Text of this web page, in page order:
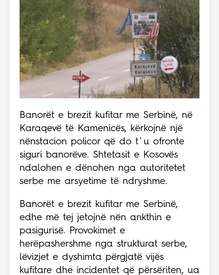
Banorët e brezit kufitar me Serbinë, në
Karaqevë të Kamenicës, kërkojnë një
nënstacion policor që do t`u ofronte
siguri banorëve. Shtetasit e Kosovës
ndalohen e dënohen nga autoritetet
serbe me arsyetime të ndryshme.
Banorët e brezit kufitar me Serbinë,
edhe më tej jetojnë nën ankthin e
pasigurisë. Provokimet e
herëpashershme nga strukturat serbe,
lëvizjet e dyshimta përgjatë vijës
kufitare dhe incidentet që përsëriten, ua